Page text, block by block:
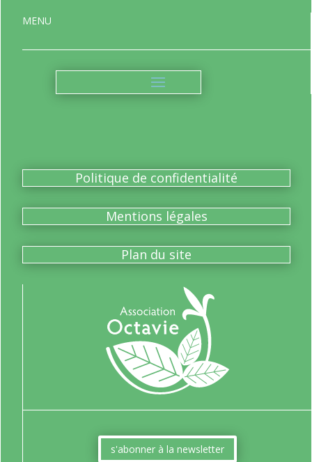
MENU
Politique de confidentialité
Mentions légales
Plan du site
s'abonner à la newsletter